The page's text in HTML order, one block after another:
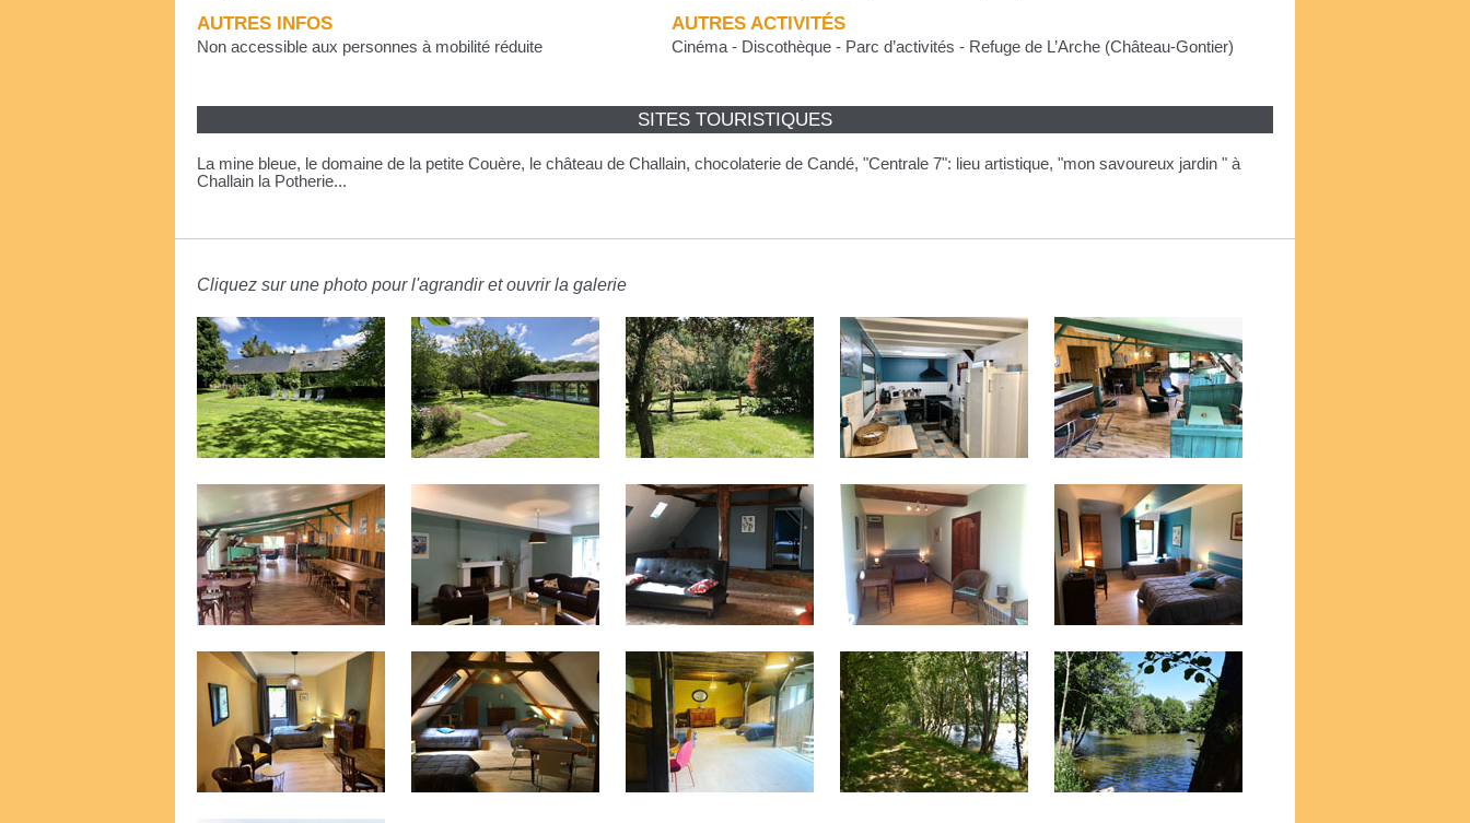
AUTRES INFOS
Non accessible aux personnes à mobilité réduite
AUTRES ACTIVITÉS
Cinéma - Discothèque - Parc d’activités - Refuge de L’Arche (Château-Gontier)
SITES TOURISTIQUES
La mine bleue, le domaine de la petite Couère, le château de Challain, chocolaterie de Candé, "Centrale 7": lieu artistique, "mon savoureux jardin " à
Challain la Potherie...
Cliquez sur une photo pour l'agrandir et ouvrir la galerie